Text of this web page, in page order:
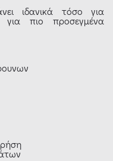
ιδανικά τόσο για
πιο προσεγμένα